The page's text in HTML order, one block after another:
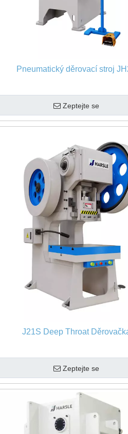
Pneumatický děrovací stroj
Zeptejte se
J21S Deep Throat
Zeptejte se